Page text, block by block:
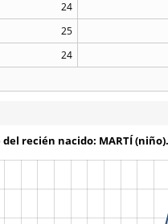
24
25
24